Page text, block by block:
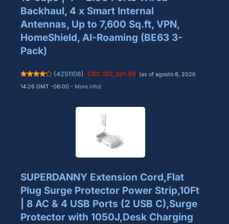
Backhaul, 4 x Smart Internal
Antennas, Up to 7,600 Sq.ft, VPN,
HomeShield, AI-Roaming (BE63 3-
Pack)
(4251108) CRC 192,391.58 (as of agosto 8, 2026
14:26 GMT -06:00 - More info)
SUPERDANNY Extension Cord,Flat
Plug Surge Protector Power Strip,10Ft
| 8 AC & 4 USB Ports (2 USB C),Surge
Protector with 1050J,Desk Charging